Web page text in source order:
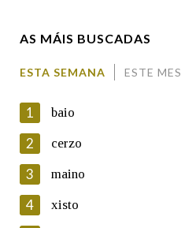
En cumprimento da normativa
Protección de Datos de Carácter
Galega informa a aqueles usuarios
AS MÁIS BUSCADAS
ESTA SEMANA ESTE MES
1 baio
2 cerzo
3 maino
4 xisto